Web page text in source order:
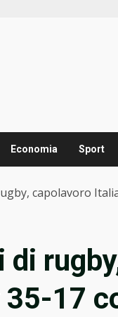
Economia Sport
capolavoro
di
35-17